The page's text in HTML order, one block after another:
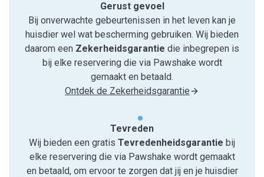
Gerust gevoel
Bij onverwachte gebeurtenissen in het leven kan je
huisdier wel wat bescherming gebruiken. Wij bieden
daarom een Zekerheidsgarantie die inbegrepen is
bij elke reservering die via Pawshake wordt
gemaakt en betaald.
Ontdek de Zekerheidsgarantie
Tevreden
Wij bieden een gratis Tevredenheids­garantie bij
elke reservering die via Pawshake wordt gemaakt
en betaald, om ervoor te zorgen dat jij en je huisdier